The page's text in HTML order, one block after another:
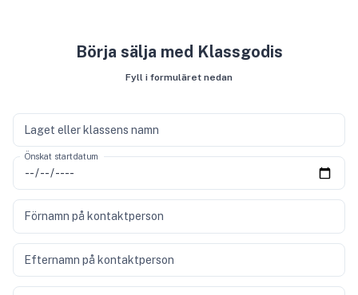
Börja sälja med Klassgodis
Fyll i formuläret nedan
Laget eller klassens namn
Önskat startdatum
Förnamn på kontaktperson
Efternamn på kontaktperson